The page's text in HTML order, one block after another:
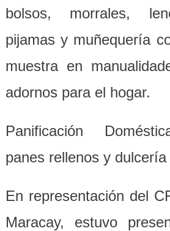
bolsos, morrales,
pijamas y muñequería
muestra en
adornos para el hogar.
Panificación
panes rellenos y dulcería
En representación del
Maracay, estuvo